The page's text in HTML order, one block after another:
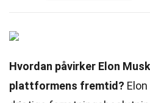
Hvordan påvirker Elon
plattformens fremtid?